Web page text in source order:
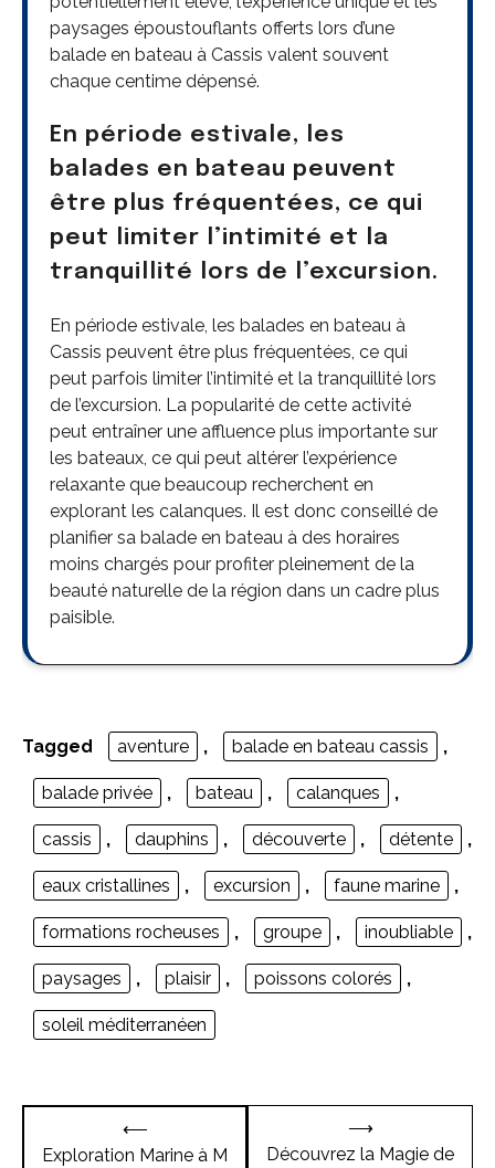
paysages époustouflants offerts lors d’une
balade en bateau à Cassis valent souvent
chaque centime dépensé.
En période estivale, les
balades en bateau peuvent
être plus fréquentées, ce qui
peut limiter l’intimité et la
tranquillité lors de l’excursion.
En période estivale, les balades en bateau à
Cassis peuvent être plus fréquentées, ce qui
peut parfois limiter l’intimité et la tranquillité lors
de l’excursion. La popularité de cette activité
peut entraîner une affluence plus importante sur
les bateaux, ce qui peut altérer l’expérience
relaxante que beaucoup recherchent en
explorant les calanques. Il est donc conseillé de
planifier sa balade en bateau à des horaires
moins chargés pour profiter pleinement de la
beauté naturelle de la région dans un cadre plus
paisible.
Tagged aventure , balade en bateau cassis ,
balade privée , bateau , calanques ,
cassis , dauphins , découverte , détente ,
eaux cristallines , excursion , faune marine ,
formations rocheuses , groupe , inoubliable ,
paysages , plaisir , poissons colorés ,
soleil méditerranéen
Navigation
de
⟵
Exploration Marine à M
Découvrez la Magie de
⟶